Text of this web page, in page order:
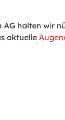
halten wir
aktuelle